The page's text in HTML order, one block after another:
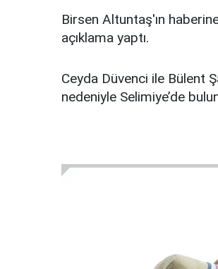
Birsen Altuntaş'ın
açıklama yaptı.
Ceyda Düvenci ile Bülent
nedeniyle Selimiye’de